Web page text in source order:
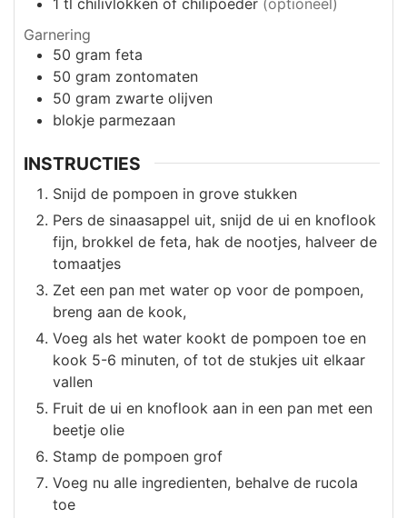
Garnering
50 gram feta
50 gram zontomaten
50 gram zwarte olijven
blokje parmezaan
INSTRUCTIES
Snijd de pompoen in grove stukken
Pers de sinaasappel uit, snijd de ui en knoflook
fijn, brokkel de feta, hak de nootjes, halveer de
tomaatjes
Zet een pan met water op voor de pompoen,
breng aan de kook,
Voeg als het water kookt de pompoen toe en
kook 5-6 minuten, of tot de stukjes uit elkaar
vallen
Fruit de ui en knoflook aan in een pan met een
beetje olie
Stamp de pompoen grof
Voeg nu alle ingredienten, behalve de rucola
toe